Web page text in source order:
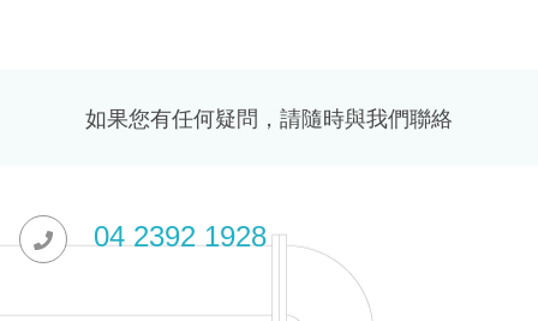
如果您有任何疑問，請隨時與我們聯絡
04 2392 1928